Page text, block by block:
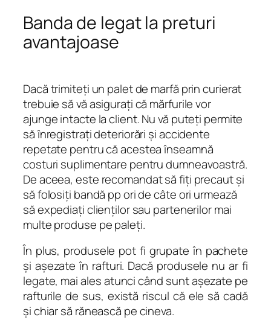
Banda de legat la preturi
avantajoase
Dacă trimiteţi un palet de marfă prin curierat
trebuie să vă asiguraţi că mărfurile vor
ajunge intacte la client. Nu vă puteţi permite
să înregistraţi deteriorări şi accidente
repetate pentru că acestea înseamnă
costuri suplimentare pentru dumneavoastră.
De aceea, este recomandat să fiţi precaut şi
să folosiţi bandă pp ori de câte ori urmează
să expediaţi clienţilor sau partenerilor mai
multe produse pe paleţi.
În plus, produsele pot fi grupate în pachete
şi aşezate în rafturi. Dacă produsele nu ar fi
legate, mai ales atunci când sunt aşezate pe
rafturile de sus, există riscul că ele să cadă
şi chiar să rănească pe cineva.